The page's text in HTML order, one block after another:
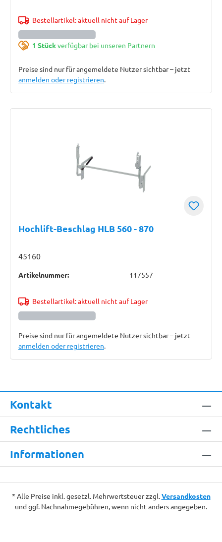
Bestellartikel: aktuell nicht auf Lager
1 Stückverfügbar bei unseren Partnern
Preise sind nur für angemeldete Nutzer sichtbar – jetzt
anmelden oder registrieren.
Hochlift-Beschlag HLB 560 - 870
45160
Artikelnummer: 117557
Bestellartikel: aktuell nicht auf Lager
Preise sind nur für angemeldete Nutzer sichtbar – jetzt
anmelden oder registrieren.
Kontakt
Rechtliches
Informationen
* Alle Preise inkl. gesetzl. Mehrwertsteuer zzgl.Versandkosten
und ggf. Nachnahmegebühren, wenn nicht anders angegeben.